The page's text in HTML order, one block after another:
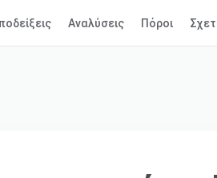
Αναλύσεις Πόροι